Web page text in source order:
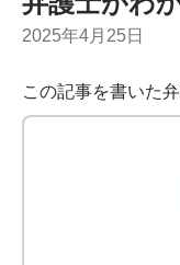
2025年4月25日
この記事を書いた